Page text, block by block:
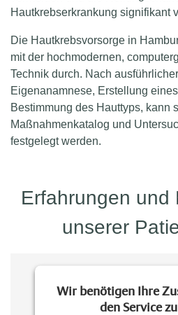
Hautkrebserkrankung signifikant
Die Hautkrebsvorsorge in
mit der hochmodernen,
Technik durch. Nach
Eigenanamnese, Erstellung
Bestimmung des Hauttyps, kann
Maßnahmenkatalog und
festgelegt werden.
Erfahrungen und
unserer
Wir benötigen Ihre
den Service